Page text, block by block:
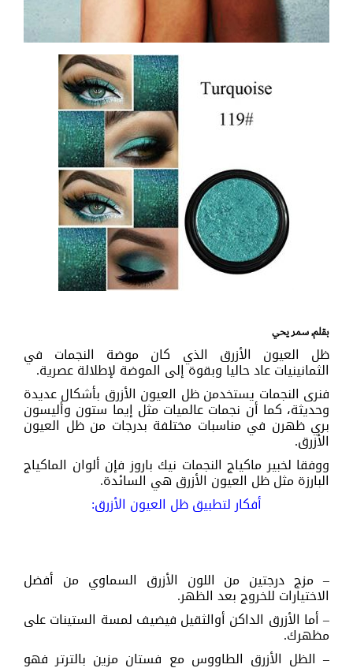
بقلم, سمر يحي
ظل العيون الأزرق الذي كان موضة النجمات في
الثمانينيات عاد حاليا وبقوة إلى الموضة لإطلالة عصرية.
فنرى النجمات يستخدمن ظل العيون الأزرق بأشكال عديدة
وحديثة، كما أن نجمات عالميات مثل إيما ستون وأليسون
بري ظهرن في مناسبات مختلفة بدرجات من ظل العيون
الأزرق.
ووفقا لخبير ماكياج النجمات نيك باروز فإن ألوان الماكياج
البارزة مثل ظل العيون الأزرق هي السائدة.
أفكار لتطبيق ظل العيون الأزرق:
– مزج درجتين من اللون الأزرق السماوي من أفضل
الاختيارات للخروج بعد الظهر.
– أما الأزرق الداكن أوالثقيل فيضيف لمسة الستينات على
مظهرك.
– الظل الأزرق الطاووس مع فستان مزين بالترتر فهو